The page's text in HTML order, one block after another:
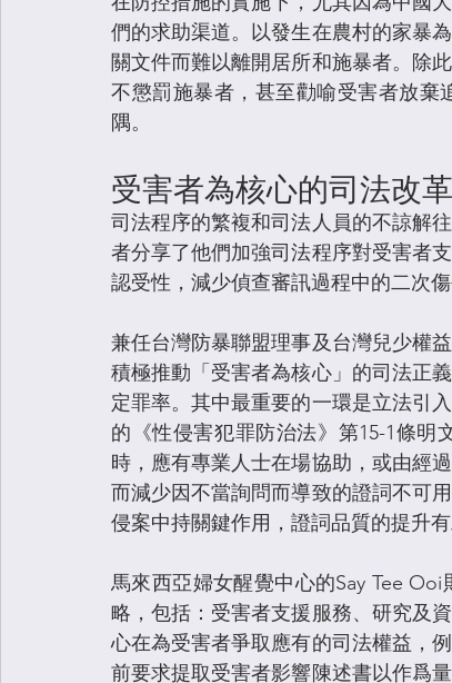
們的求助渠道。以發生在農村的家暴
關文件而難以離開居所和施暴者。除
不懲罰施暴者，甚至勸喻受害者放棄
隅。
受害者為核心的司法改革
司法程序的繁複和司法人員的不諒解
者分享了他們加強司法程序對受害者
認受性，減少偵查審訊過程中的二次
兼任台灣防暴聯盟理事及台灣兒少權
積極推動「受害者為核心」的司法正
定罪率。其中最重要的一環是立法引
的《性侵害犯罪防治法》第15-1條
時，應有專業人士在場協助，或由經
而減少因不當詢問而導致的證詞不可
侵案中持關鍵作用，證詞品質的提升
馬來西亞婦女醒覺中心的Say Tee
略，包括：受害者支援服務、研究及
心在為受害者爭取應有的司法權益，
前要求提取受害者影響陳述書以作爲